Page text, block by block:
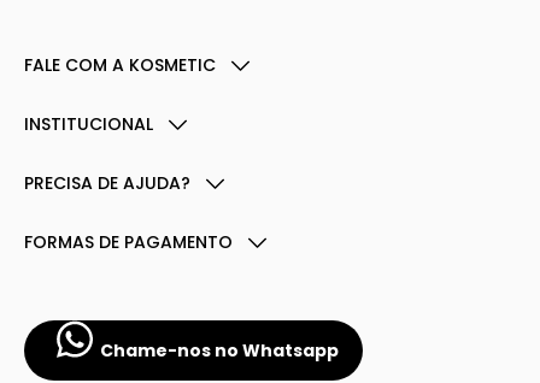
FALE COM A KOSMETIC
INSTITUCIONAL
PRECISA DE AJUDA?
FORMAS DE PAGAMENTO
Chame-nos no Whatsapp